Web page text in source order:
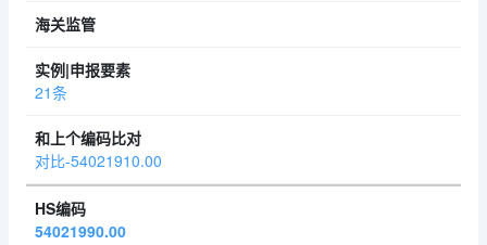
21条
对比-54021910.00
54021990.00